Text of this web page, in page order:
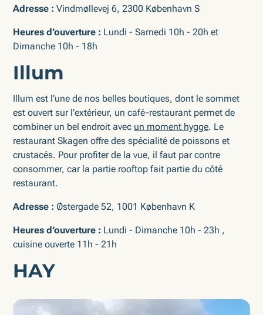
Adresse : Vindmøllevej 6, 2300 København S
Heures d’ouverture : Lundi - Samedi 10h - 20h et
Dimanche 10h - 18h
Illum
Illum est l'une de nos belles boutiques, dont le sommet
est ouvert sur l'extérieur, un café-restaurant permet de
combiner un bel endroit avec un moment hygge. Le
restaurant Skagen offre des spécialité de poissons et
crustacés. Pour profiter de la vue, il faut par contre
consommer, car la partie rooftop fait partie du côté
restaurant.
Adresse : Østergade 52, 1001 København K
Heures d’ouverture : Lundi - Dimanche 10h - 23h ,
cuisine ouverte 11h - 21h
HAY